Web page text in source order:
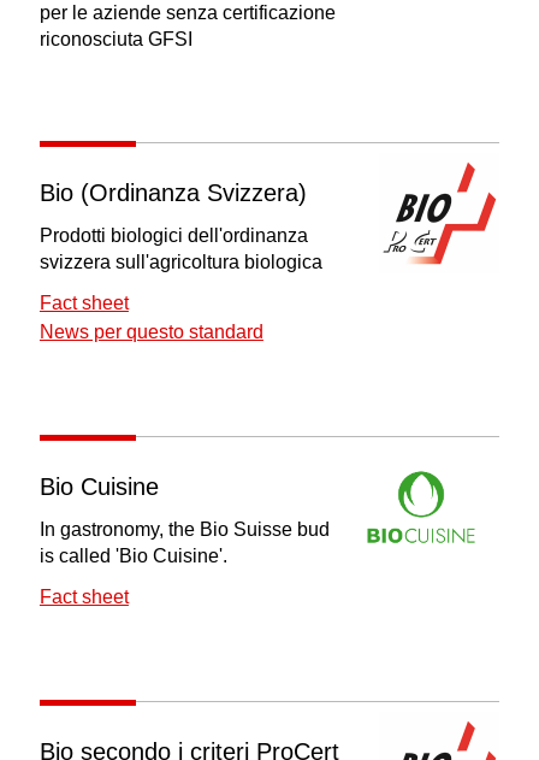
per le aziende senza certificazione
riconosciuta GFSI
Bio (Ordinanza Svizzera)
Prodotti biologici dell'ordinanza
svizzera sull'agricoltura biologica
Fact sheet
News per questo standard
Bio Cuisine
In gastronomy, the Bio Suisse bud
is called 'Bio Cuisine'.
Fact sheet
Bio secondo i criteri ProCert